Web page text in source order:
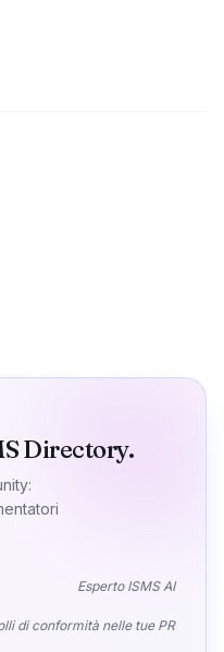
Directory.
Esperto ISMS AI
di conformità nelle tue PR